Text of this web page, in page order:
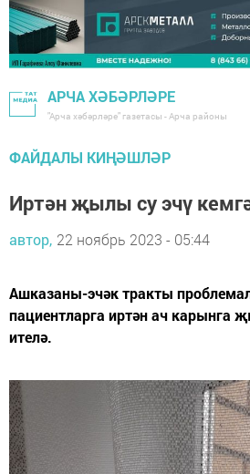
АРЧА ХӘБӘРЛӘРЕ
"Арча хәбәрләре" газетасы - Арча районы
ФАЙДАЛЫ КИҢӘШЛӘР
Иртән җылы су эчү
автор, 22 ноябрь 2023 - 05:44
Ашказаны-эчәк тракты
пациентларга иртән ач карынга
ителә.